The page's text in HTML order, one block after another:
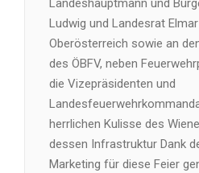
Landeshauptmann und
Ludwig und Landesrat
Oberösterreich sowie an
des ÖBFV, neben
die Vizepräsidenten und
herrlichen Kulisse des
dessen Infrastruktur Dank
Marketing für diese Feier